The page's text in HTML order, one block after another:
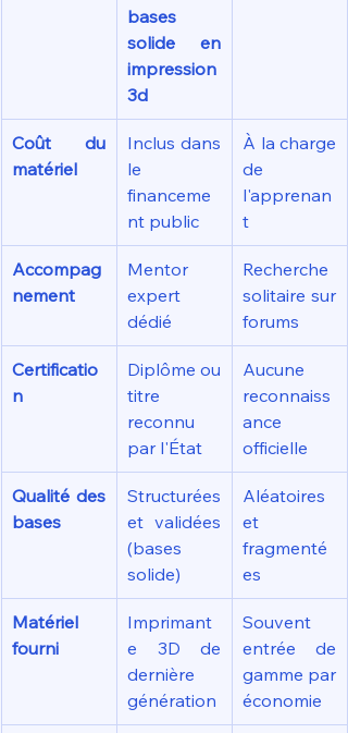
bases
solide en
impression
3d
Coût du
matériel
Inclus dans
le
financeme
nt public
À la charge
de
l'apprenan
t
Accompag
nement
Mentor
expert
dédié
Recherche
solitaire sur
forums
Certificatio
n
Diplôme ou
titre
reconnu
par l'État
Aucune
reconnaiss
ance
officielle
Qualité des
bases
Structurées
et validées
(bases
solide)
Aléatoires
et
fragmenté
es
Matériel
fourni
Imprimant
e 3D de
dernière
génération
Souvent
entrée de
gamme par
économie